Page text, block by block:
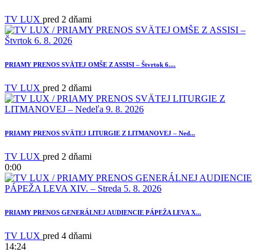
TV LUX pred 2 dňami
PRIAMY PRENOS SVÄTEJ OMŠE Z ASSISI – Štvrtok 6....
TV LUX pred 2 dňami
PRIAMY PRENOS SVÄTEJ LITURGIE Z LITMANOVEJ – Ned...
TV LUX pred 2 dňami
0:00
PRIAMY PRENOS GENERÁLNEJ AUDIENCIE PÁPEŽA LEVA X...
TV LUX pred 4 dňami
14:24